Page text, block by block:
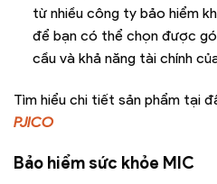
từ nhiều công ty bảo hiểm
để bạn có thể chọn được
cầu và khả năng tài chính
Tìm hiểu chi tiết sản phẩm tại
PJICO
Bảo hiểm sức khỏe MIC